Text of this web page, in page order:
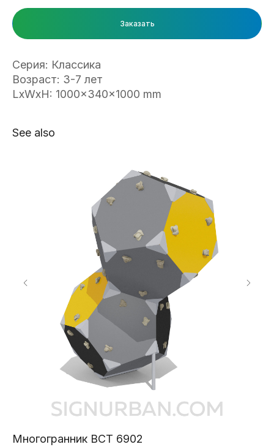
Заказать
Серия: Классика
Возраст: 3-7 лет
LxWxH: 1000x340x1000 mm
See also
Многогранник ВСТ 6902